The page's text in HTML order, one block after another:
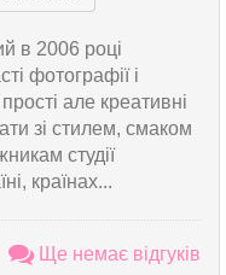
в 2006 році
фотографії і
але креативні
зі стилем, смаком
студії
країнах...
Ще немає відгуків